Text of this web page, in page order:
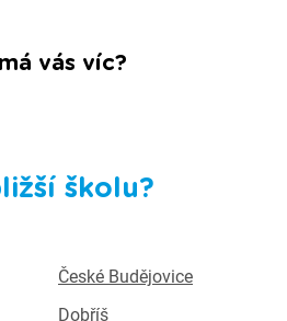
vás víc?
školu?
České Budějovice
Dobříš